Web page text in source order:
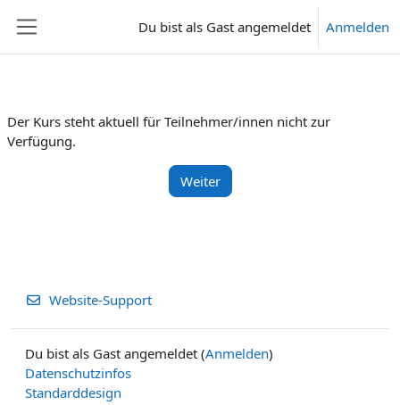
Du bist als Gast angemeldet Anmelden
Der Kurs steht aktuell für Teilnehmer/innen nicht zur
Verfügung.
Weiter
Website-Support
Du bist als Gast angemeldet (Anmelden)
Datenschutzinfos
Standarddesign